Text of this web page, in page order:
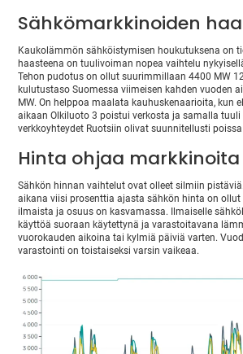
Sähkömarkkinoiden
Kaukolämmön sähköistymisen houkutuksena on
haasteena on tuulivoiman nopea vaihtelu
Tehon pudotus on ollut suurimmillaan 4400 MW
kulutustaso Suomessa viimeisen kahden vuoden
MW. On helppoa maalata kauhuskenaarioita, kun
aikaan Olkiluoto 3 poistui verkosta ja samalla tuuli
verkkoyhteydet Ruotsiin olivat suunnitellusti
Hinta ohjaa markkinoita
Sähkön hinnan vaihtelut ovat olleet silmiin
aikana viisi prosenttia ajasta sähkön hinta on
ilmaista ja osuus on kasvamassa. Ilmaiselle
käyttöä suoraan käytettynä ja varastoitavana
vuorokauden aikoina tai kylmiä päiviä varten.
varastointi on toistaiseksi varsin vaikeaa.